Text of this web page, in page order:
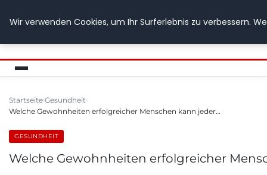
GETOESE IN MOESE
Startseite Gesundheit
Welche Gewohnheiten erfolgreicher Menschen kann jeder…
GESUNDHEIT
Welche Gewohnheiten erfolgreicher
Wir verwenden Cookies, um Ihr Surferlebnis zu verbessern.